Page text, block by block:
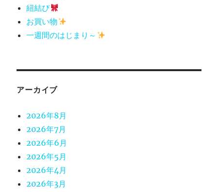
紐結び
お買い物
一週間のはじまり～
アーカイブ
2026年8月
2026年7月
2026年6月
2026年5月
2026年4月
2026年3月